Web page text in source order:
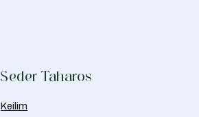
Seder Taharos
Keilim